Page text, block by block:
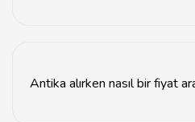
Antika alırken nasıl bir fiyat